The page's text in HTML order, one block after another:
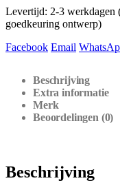
Levertijd: 2-3 werkdagen
goedkeuring ontwerp)
Facebook Email
Beschrijving
Extra informatie
Merk
Beoordelingen (0)
Beschrijving